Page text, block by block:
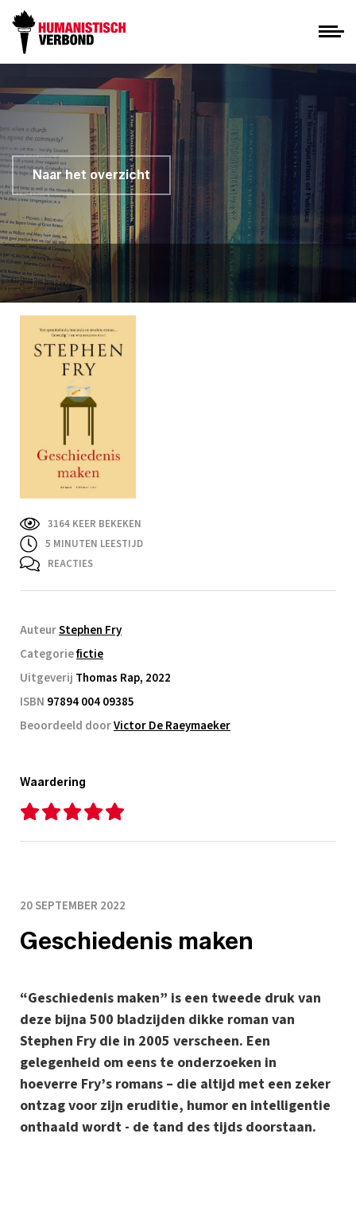
Naar het overzicht
3164 KEER BEKEKEN
5 MINUTEN LEESTIJD
REACTIES
AuteurStephen Fry
Categoriefictie
Uitgeverij Thomas Rap, 2022
ISBN 97894 004 09385
Beoordeeld doorVictor De Raeymaeker
Waardering
20 SEPTEMBER 2022
Geschiedenis maken
“Geschiedenis maken” is een tweede druk van
deze bijna 500 bladzijden dikke roman van
Stephen Fry die in 2005 verscheen. Een
gelegenheid om eens te onderzoeken in
hoeverre Fry’s romans – die altijd met een zeker
ontzag voor zijn eruditie, humor en intelligentie
onthaald wordt - de tand des tijds doorstaan.